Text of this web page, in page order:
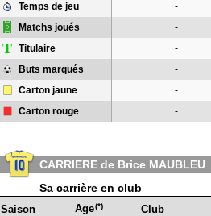
Temps de jeu
-
Matchs joués -
T Titulaire -
Buts marqués -
Carton jaune -
Carton rouge -
CARRIERE de Brice MAUBLEU
Sa carrière en club
Saison Age(*) Club